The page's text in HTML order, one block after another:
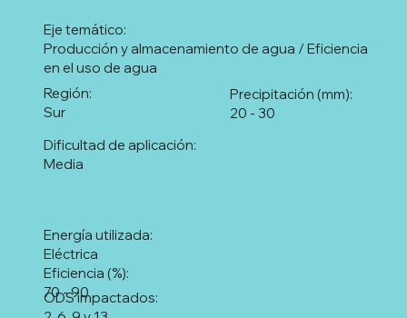
Producción y almacenamiento de agua / Eficiencia
en el uso de agua
Eje temático:
Sur
Región:
20 - 30
Precipitación (mm):
Media
Dificultad de aplicación:
ODS impactados:
Eléctrica
Energía utilizada:
70 - 90
Eficiencia (%):